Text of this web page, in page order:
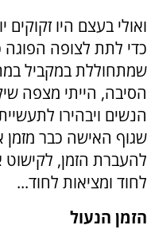
ואולי בעצם היו
כדי לתת לצופה
שמתחוללת במקביל
הסיבה, הייתי מצפה
הנשים ויבהירו
שגוף האישה כבר מזמן
להעברת הזמן, לקישוט
לחוד ומציאות לחוד...
הזמן הנעול